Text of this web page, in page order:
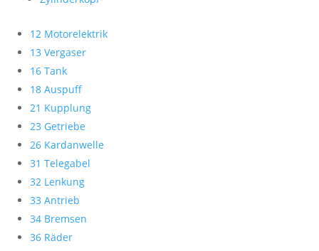
12 Motorelektrik
13 Vergaser
16 Tank
18 Auspuff
21 Kupplung
23 Getriebe
26 Kardanwelle
31 Telegabel
32 Lenkung
33 Antrieb
34 Bremsen
36 Räder